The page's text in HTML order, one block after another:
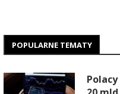
POPULARNE TEMATY